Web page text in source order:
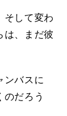
そして変わ
は、まだ彼
ンバスに
だろう